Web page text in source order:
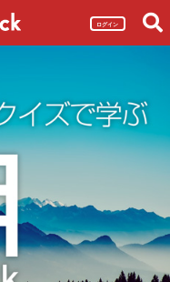
ログイン